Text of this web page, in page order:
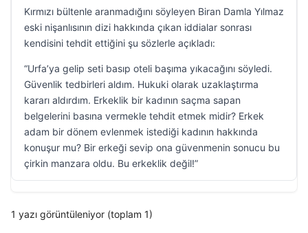
Kırmızı bültenle aranmadığını söyleyen Biran Damla Yılmaz
eski nişanlısının dizi hakkında çıkan iddialar sonrası
kendisini tehdit ettiğini şu sözlerle açıkladı:
“Urfa’ya gelip seti basıp oteli başıma yıkacağını söyledi.
Güvenlik tedbirleri aldım. Hukuki olarak uzaklaştırma
kararı aldırdım. Erkeklik bir kadının saçma sapan
belgelerini basına vermekle tehdit etmek midir? Erkek
adam bir dönem evlenmek istediği kadının hakkında
konuşur mu? Bir erkeği sevip ona güvenmenin sonucu bu
çirkin manzara oldu. Bu erkeklik değil!”
1 yazı görüntüleniyor (toplam 1)